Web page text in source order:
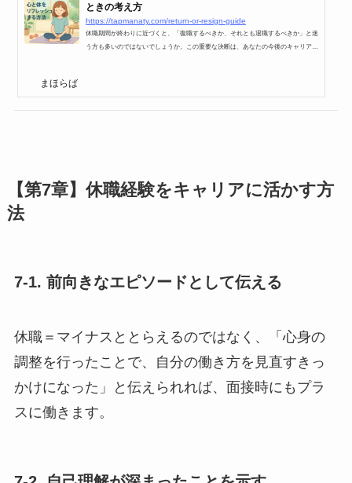
ときの考え方
https://tapmanaty.com/return-or-resign-guide
休職期間が終わりに近づくと、「復職するべきか、それとも退職するべきか」と迷
う方も多いのではないでしょうか。この重要な決断は、あなたの今後のキャリアや
まほらば
【第7章】休職経験をキャリアに活かす方
法
7-1. 前向きなエピソードとして伝える
休職＝マイナスととらえるのではなく、「心身の
調整を行ったことで、自分の働き方を見直すきっ
かけになった」と伝えられれば、面接時にもプラ
スに働きます。